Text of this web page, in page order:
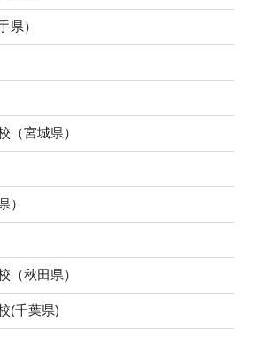
県）
（宮城県）
）
（秋田県）
(千葉県)